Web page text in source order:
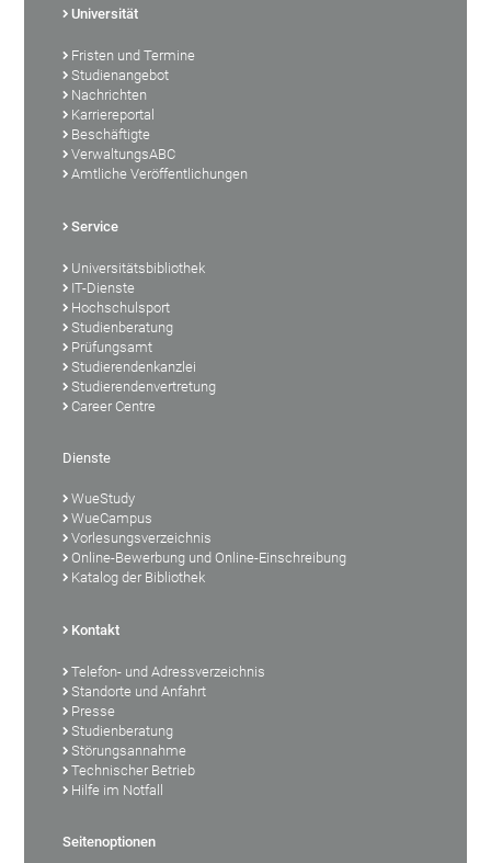
Universität
Fristen und Termine
Studienangebot
Nachrichten
Karriereportal
Beschäftigte
VerwaltungsABC
Amtliche Veröffentlichungen
Service
Universitätsbibliothek
IT-Dienste
Hochschulsport
Studienberatung
Prüfungsamt
Studierendenkanzlei
Studierendenvertretung
Career Centre
Dienste
WueStudy
WueCampus
Vorlesungsverzeichnis
Online-Bewerbung und Online-Einschreibung
Katalog der Bibliothek
Kontakt
Telefon- und Adressverzeichnis
Standorte und Anfahrt
Presse
Studienberatung
Störungsannahme
Technischer Betrieb
Hilfe im Notfall
Seitenoptionen